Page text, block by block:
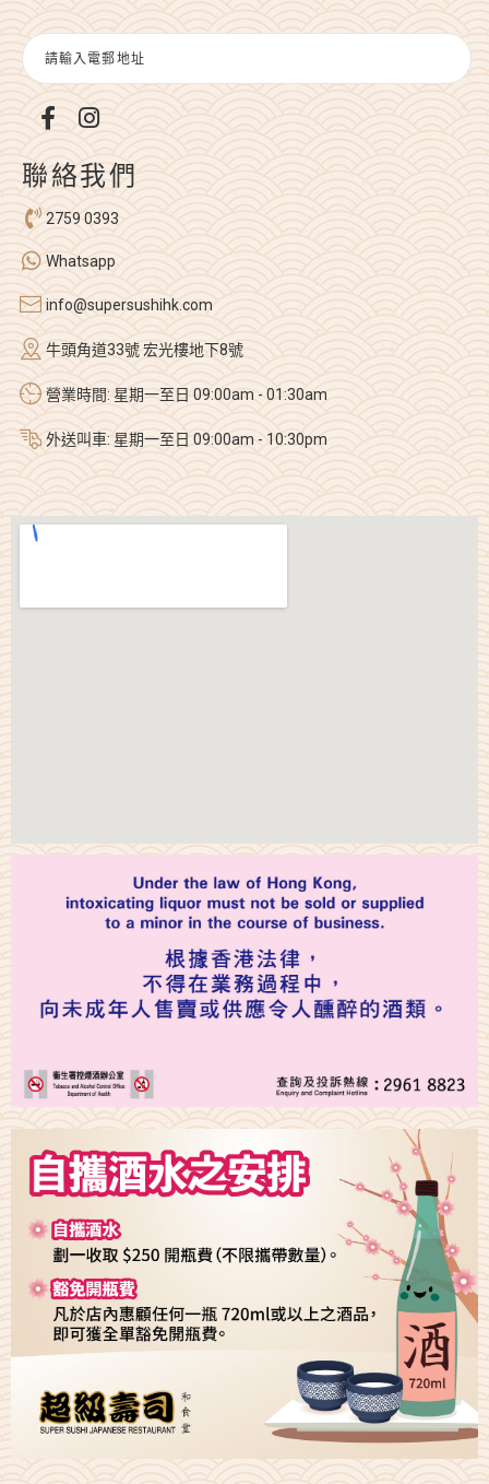
聯絡我們
2759 0393
Whatsapp
info@supersushihk.com
牛頭角道33號 宏光樓地下8號
營業時間: 星期一至日 09:00am - 01:30am
外送叫車: 星期一至日 09:00am - 10:30pm